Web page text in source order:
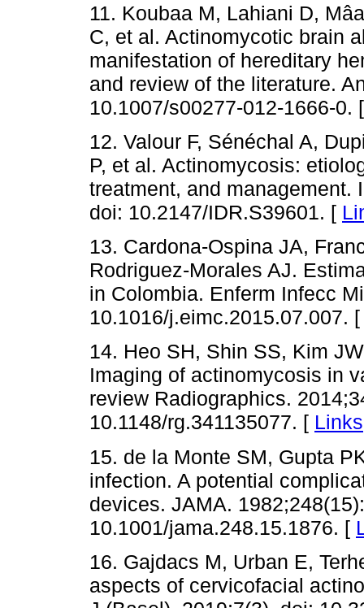
11. Koubaa M, Lahiani D,
C, et al. Actinomycotic brain
manifestation of hereditary
and review of the literature.
10.1007/s00277-012-1666-0.
12. Valour F, Sénéchal A,
P, et al. Actinomycosis:
treatment, and management.
doi: 10.2147/IDR.S39601. [
13. Cardona-Ospina JA,
Rodriguez-Morales AJ.
in Colombia. Enferm Infecc
10.1016/j.eimc.2015.07.007.
14. Heo SH, Shin SS, Kim
Imaging of actinomycosis in
review Radiographics.
10.1148/rg.341135077. [ Links
15. de la Monte SM, Gupta
infection. A potential
devices. JAMA.
10.1001/jama.248.15.1876. [
16. Gajdacs M, Urban E,
aspects of cervicofacial